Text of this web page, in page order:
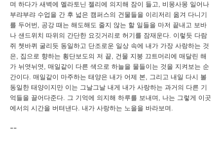
며 하다가 새벽에 멜라토닌 젤리에 의지해 잠이 들고, 비몽사몽 일어나
부랴부랴 수업을 간 후 넓은 캠퍼스의 건물들을 이리저리 옮겨 다니기
를 두어번 , 공강 때는 해도해도 줄지 않는 할 일들을 마저 끝내고 보바
나 샌드위치 따위의 간단한 요깃거리로 허기를 잠재운다. 이렇듯 다람
쥐 쳇바퀴 굴리듯 동일하고 단조로운 일상 속에 내가 가장 사랑하는 것
은, 집으로 향하는 횡단보도의 저 끝, 건물 지붕 끄트머리에 매달린 해
가 뉘엿뉘엿 , 매일같이 다른 색으로 하늘을 물들이는 것을 지켜보는 순
간이다. 매일같이 마주하는 태양은 내가 어제 본, 그리고 내일 다시 볼
동일한 태양이지만 이는 그날그날 내게 내가 사랑하는 과거의 다른 기
억들을 끌어다준다. 그 기억에 의지해 하루를 보내며 , 나는 그렇게 이곳
에서의 시간을 버텨낸다. 내가 사랑하는 노을을 바라보며 .
--